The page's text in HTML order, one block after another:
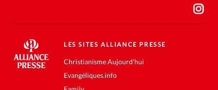
LES SITES ALLIANCE PRESSE
Christianisme Aujourd'hui
Evangéliques.info